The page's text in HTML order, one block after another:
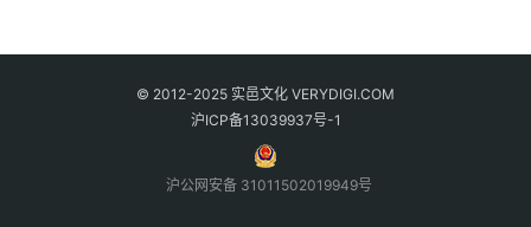
© 2012-2025 实邑文化 VERYDIGI.COM
沪ICP备13039937号-1
沪公网安备 31011502019949号